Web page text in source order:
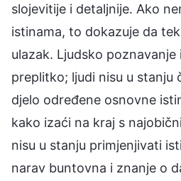
slojevitije i detaljnije. Ako
istinama, to dokazuje da
ulazak. Ljudsko
preplitko; ljudi nisu u stanju
djelo određene osnovne
kako izaći na kraj s
nisu u stanju primjenjivati
narav buntovna i znanje o